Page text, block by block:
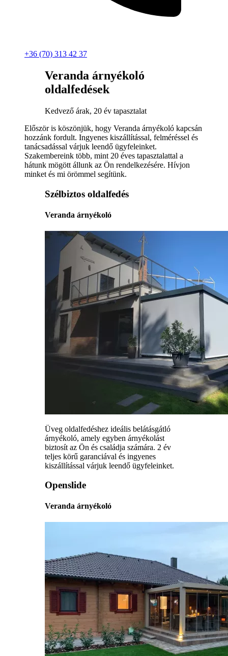
+36 (70) 313 42 37
Veranda árnyékoló
oldalfedések
Kedvező árak, 20 év tapasztalat
Először is köszönjük, hogy Veranda árnyékoló kapcsán
hozzánk fordult. Ingyenes kiszállítással, felméréssel és
tanácsadással várjuk leendő ügyfeleinket.
Szakembereink több, mint 20 éves tapasztalattal a
hátunk mögött állunk az Ön rendelkezésére. Hívjon
minket és mi örömmel segítünk.
Szélbiztos oldalfedés
Veranda árnyékoló
Üveg oldalfedéshez ideális belátásgátló
árnyékoló, amely egyben árnyékolást
biztosít az Ön és családja számára. 2 év
teljes körű garanciával és ingyenes
kiszállítással várjuk leendő ügyfeleinket.
Openslide
Veranda árnyékoló